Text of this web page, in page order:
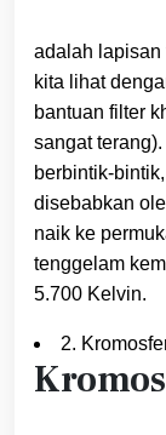
adalah lapisan
kita lihat
bantuan filter
sangat
berbintik-
disebabkan
naik ke
tenggelam
5.700 Kelvin.
2.